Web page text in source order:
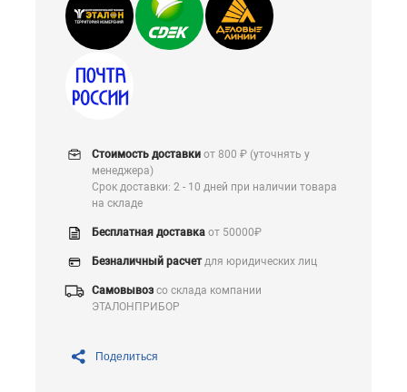
Стоимость доставки от 800 ₽ (уточнять у
менеджера)
Срок доставки: 2 - 10 дней при наличии товара
на складе
Бесплатная доставка от 50000₽
Безналичный расчетдля юридических лиц
Самовывозсо склада компании
ЭТАЛОНПРИБОР
Поделиться